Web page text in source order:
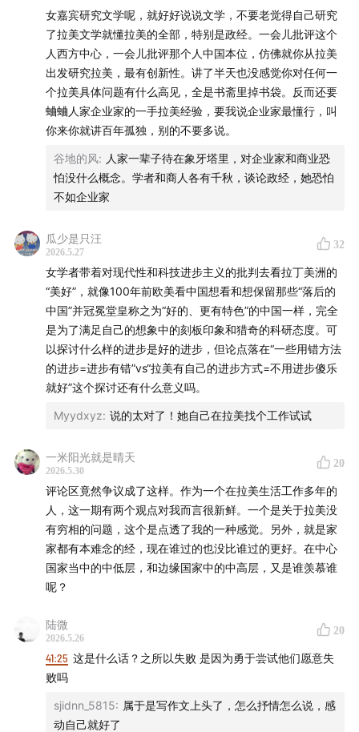
女嘉宾研究文学呢，就好好说说文学，不要老觉得自己研究
了拉美文学就懂拉美的全部，特别是政经。一会儿批评这个
人西方中心，一会儿批评那个人中国本位，仿佛就你从拉美
出发研究拉美，最有创新性。讲了半天也没感觉你对任何一
个拉美具体问题有什么高见，全是书斋里掉书袋。反而还要
蛐蛐人家企业家的一手拉美经验，要我说企业家最懂行，叫
你来你就讲百年孤独，别的不要多说。
谷地的风: 人家一辈子待在象牙塔里，对企业家和商业恐
怕没什么概念。学者和商人各有千秋，谈论政经，她恐怕
不如企业家
瓜少是只汪
2026.5.27
32
女学者带着对现代性和科技进步主义的批判去看拉丁美洲的
“美好”，就像100年前欧美看中国想看和想保留那些“落后的
中国”并冠冕堂皇称之为“好的、更有特色”的中国一样，完全
是为了满足自己的想象中的刻板印象和猎奇的科研态度。可
以探讨什么样的进步是好的进步，但论点落在“一些用错方法
的进步=进步有错”vs“拉美有自己的进步方式=不用进步傻乐
就好”这个探讨还有什么意义吗。
Myydxyz: 说的太对了！她自己在拉美找个工作试试
一米阳光就是晴天
2026.5.30
20
评论区竟然争议成了这样。作为一个在拉美生活工作多年的
人，这一期有两个观点对我而言很新鲜。一个是关于拉美没
有穷相的问题，这个是点透了我的一种感觉。另外，就是家
家都有本难念的经，现在谁过的也没比谁过的更好。在中心
国家当中的中低层，和边缘国家中的中高层，又是谁羡慕谁
呢？
陆微
2026.5.26
20
41:25 这是什么话？之所以失败 是因为勇于尝试他们愿意失
败吗
sjidnn_5815: 属于是写作文上头了，怎么抒情怎么说，感
动自己就好了